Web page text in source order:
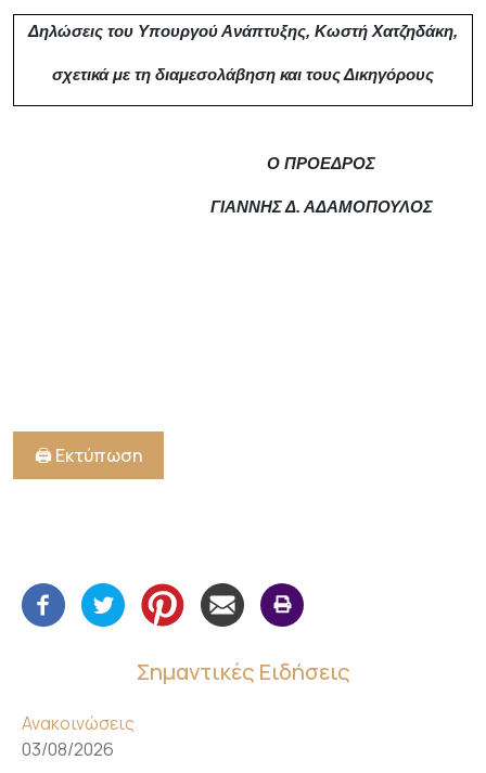
Σημαντικές Ειδήσεις
Ανακοινώσεις
03/08/2026
Δηλώσεις του Υπουργού Ανάπτυξης, Κωστή Χατζηδάκη,
σχετικά με τη διαμεσολάβηση και τους Δικηγόρους
Ο ΠΡΟΕΔΡΟΣ
ΓΙΑΝΝΗΣ Δ. ΑΔΑΜΟΠΟΥΛΟΣ
🖨️ Εκτύπωση